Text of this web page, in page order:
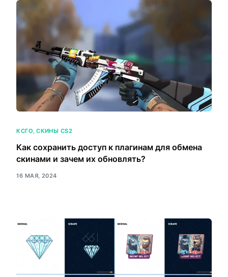
КСГО ,СКИНЫ CS2
Как сохранить доступ к плагинам для обмена
скинами и зачем их обновлять?
16 МАЯ, 2024